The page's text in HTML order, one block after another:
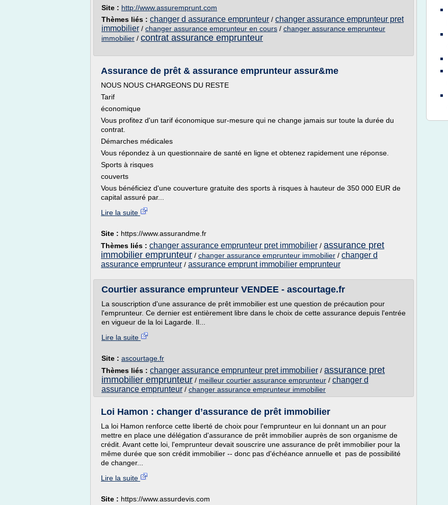
Site : http://www.assuremprunt.com
Thèmes liés : changer d assurance emprunteur / changer assurance emprunteur pret
immobilier / changer assurance emprunteur en cours / changer assurance emprunteur
immobilier / contrat assurance emprunteur
Assurance de prêt & assurance emprunteur assur&me
NOUS NOUS CHARGEONS DU RESTE
Tarif
économique
Vous profitez d'un tarif économique sur-mesure qui ne change jamais sur toute la durée du
contrat.
Démarches médicales
Vous répondez à un questionnaire de santé en ligne et obtenez rapidement une réponse.
Sports à risques
couverts
Vous bénéficiez d'une couverture gratuite des sports à risques à hauteur de 350 000 EUR de
capital assuré par...
Lire la suite
Site : https://www.assurandme.fr
Thèmes liés : changer assurance emprunteur pret immobilier / assurance pret
immobilier emprunteur / changer assurance emprunteur immobilier / changer d
assurance emprunteur / assurance emprunt immobilier emprunteur
Courtier assurance emprunteur VENDEE - ascourtage.fr
La souscription d'une assurance de prêt immobilier est une question de précaution pour
l'emprunteur. Ce dernier est entièrement libre dans le choix de cette assurance depuis l'entrée
en vigueur de la loi Lagarde. Il...
Lire la suite
Site : ascourtage.fr
Thèmes liés : changer assurance emprunteur pret immobilier / assurance pret
immobilier emprunteur / meilleur courtier assurance emprunteur / changer d
assurance emprunteur / changer assurance emprunteur immobilier
Loi Hamon : changer d’assurance de prêt immobilier
La loi Hamon renforce cette liberté de choix pour l'emprunteur en lui donnant un an pour
mettre en place une délégation d'assurance de prêt immobilier auprès de son organisme de
crédit. Avant cette loi, l'emprunteur devait souscrire une assurance de prêt immobilier pour la
même durée que son crédit immobilier -- donc pas d'échéance annuelle et pas de possibilité
de changer...
Lire la suite
Site : https://www.assurdevis.com